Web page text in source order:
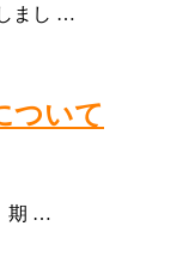
まし …
ついて
期 …